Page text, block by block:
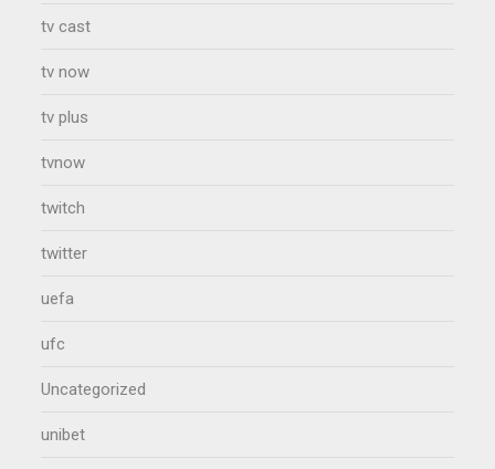
tv cast
tv now
tv plus
tvnow
twitch
twitter
uefa
ufc
Uncategorized
unibet